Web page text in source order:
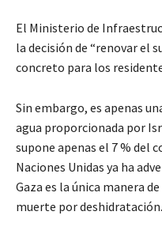
El Ministerio de
la decisión de “renovar el
concreto para los
Sin embargo, es apenas
agua proporcionada por
supone apenas el 7 % del
Naciones Unidas ya ha
Gaza es la única manera
muerte por deshidratación.